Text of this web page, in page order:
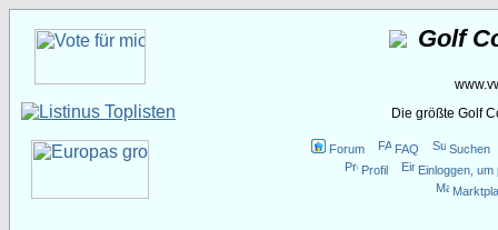
Golf
Die größte Golf
Forum FAQ
Suchen
Profil
Einloggen,